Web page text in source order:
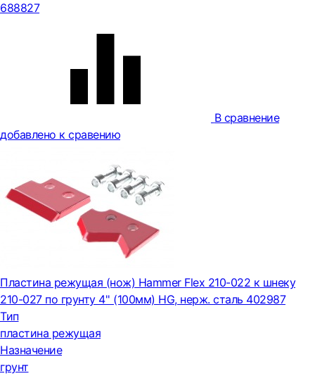
688827
В сравнение
добавлено к сравению
Пластина режущая (нож) Hammer Flex 210-022 к шнеку
210-027 по грунту 4'' (100мм) HG, нерж. сталь 402987
Тип
пластина режущая
Назначение
грунт